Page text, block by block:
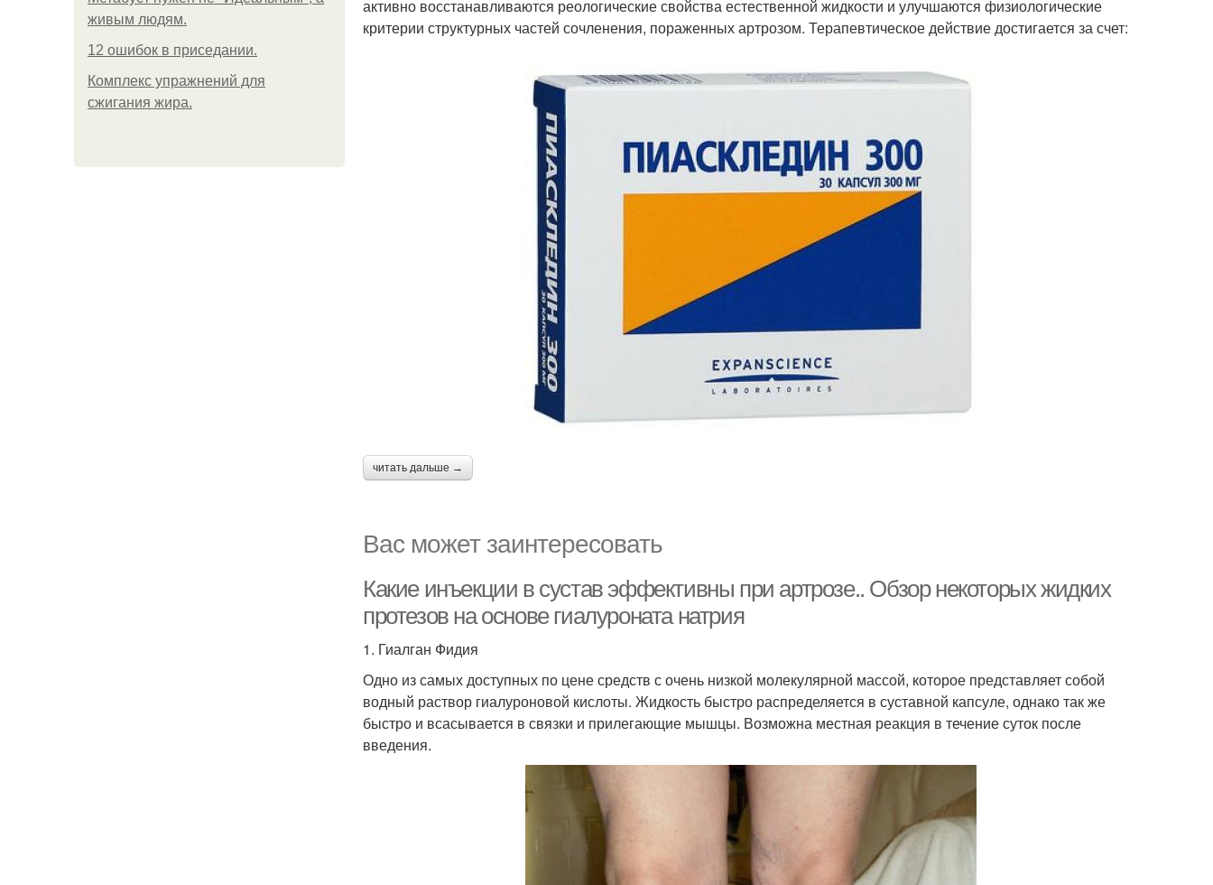
живым людям.
12 ошибок в приседании.
Комплекс упражнений для
сжигания жира.
активно восстанавливаются реологические свойства естественной жидкости и улучшаются физиологические
критерии структурных частей сочленения, пораженных артрозом. Терапевтическое действие достигается за счет:
читать дальше →
Вас может заинтересовать
Какие инъекции в сустав эффективны при артрозе.. Обзор некоторых жидких
протезов на основе гиалуроната натрия
1. Гиалган Фидия
Одно из самых доступных по цене средств с очень низкой молекулярной массой, которое представляет собой
водный раствор гиалуроновой кислоты. Жидкость быстро распределяется в суставной капсуле, однако так же
быстро и всасывается в связки и прилегающие мышцы. Возможна местная реакция в течение суток после
введения.